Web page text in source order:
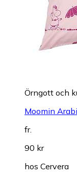
Örngott och
Moomin
fr.
90 kr
hos Cervera